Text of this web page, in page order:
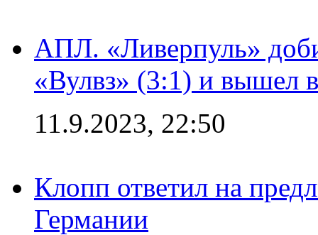
АПЛ. «Ливерпуль»
«Вулвз» (3:1) и вышел
11.9.2023, 22:50
Клопп ответил на
Германии